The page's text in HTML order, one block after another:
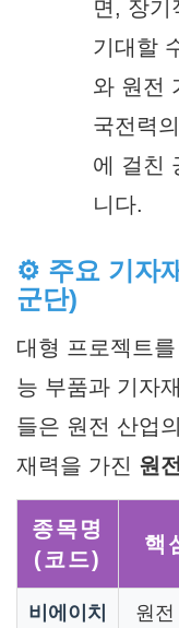
면, 장기
기대할
와 원전
국전력
에 걸친
니다.
⚙️ 주요 기자
군단)
대형 프로젝트
능 부품과 기자
들은 원전 산업의
재력을 가진 원
종목명
(코드)
핵
비에이치
원전